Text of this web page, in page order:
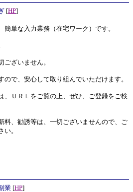
[HP]
単な入力業務（在宅ワーク）です。
ざいません。
で、安心して取り組んでいただけます。
ＵＲＬをご覧の上、ぜひ、ご登録をご検
、勧誘等は、一切ございませんので、ご
。
業 [HP]